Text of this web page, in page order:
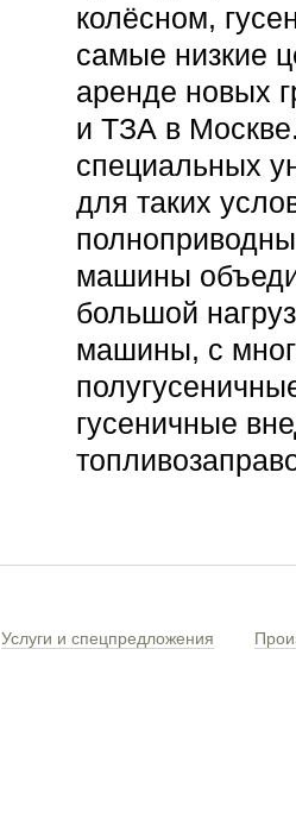
колёсном,
самые низкие
аренде новых
и ТЗА в
специальных
для таких
машины
большой
машины, с
гусеничные
Услуги и спецпредложения